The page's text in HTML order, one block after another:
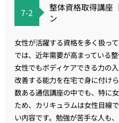
7-2
整体資格取得講座
ン
女性が活躍する資格を多く扱っ
では、近年需要が高まっている
女性でもボディケアできる力の
改善する能力を在宅で身に付けら
数ある通信講座の中でも、特に
ため、カリキュラムは女性目線
い内容です。勉強が苦手な人も